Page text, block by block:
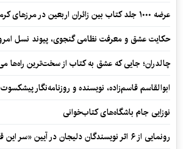
عرضه ۱۰۰۰ جلد کتاب بین زائران اربعین در مرزهای کرمانشاه
حکایت عشق و معرفت نظامی گنجوی، پیوند نسل
چالدران؛ جایی که عشق به کتاب از سخت‌ترین راه‌ها
ابوالقاسم قاسم‌زاده، نویسنده و روزنامه‌نگار
نوزایی جام باشگاه‌های کتاب‌خوانی
رونمایی از ۶ اثر نویسندگان دلیجان در آیین «سر این قلم سلامت»